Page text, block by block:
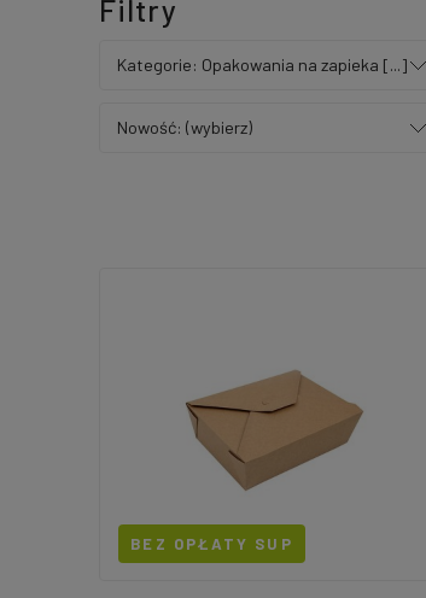
Filtry
Kategorie: Opakowania na zapieka [...]
Nowość: (wybierz)
BEZ OPŁATY SUP